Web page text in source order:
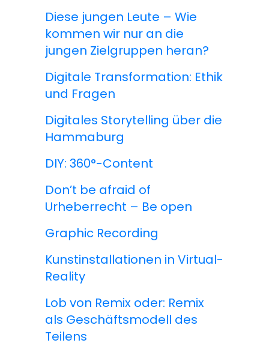
Diese jungen Leute – Wie
kommen wir nur an die
jungen Zielgruppen heran?
Digitale Transformation: Ethik
und Fragen
Digitales Storytelling über die
Hammaburg
DIY: 360°-Content
Don’t be afraid of
Urheberrecht – Be open
Graphic Recording
Kunstinstallationen in Virtual-
Reality
Lob von Remix oder: Remix
als Geschäftsmodell des
Teilens